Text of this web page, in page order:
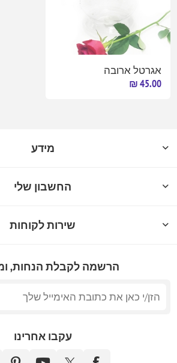
אגרטל ארובה
45.00 ₪
מידע
החשבון שלי
שירות לקוחות
הרשמה לקבלת הנחות,
עקבו אחרינו